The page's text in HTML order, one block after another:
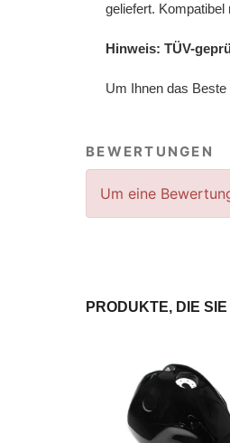
geliefert. Kompatibel
Hinweis: TÜV-
Um Ihnen das
BEWERTUNGEN
Um eine
PRODUKTE, DIE